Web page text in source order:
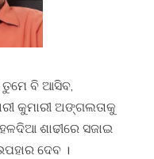
ବି ଆସିବ,
କୁମାରୀ ଅଙ୍ଗଲତାକୁ
ଶାଢୀରେ ସଜାଇ
ଦେବ ।